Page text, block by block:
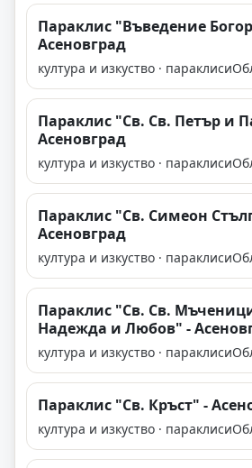
Параклис "Въведение
Асеновград
култура и изкуство · параклиси
Параклис "Св. Св. Петър и
Асеновград
култура и изкуство · параклиси
Параклис "Св. Симеон
Асеновград
култура и изкуство · параклиси
Параклис "Св. Св.
Надежда и Любов" -
култура и изкуство · параклиси
Параклис "Св. Кръст" -
култура и изкуство · параклиси